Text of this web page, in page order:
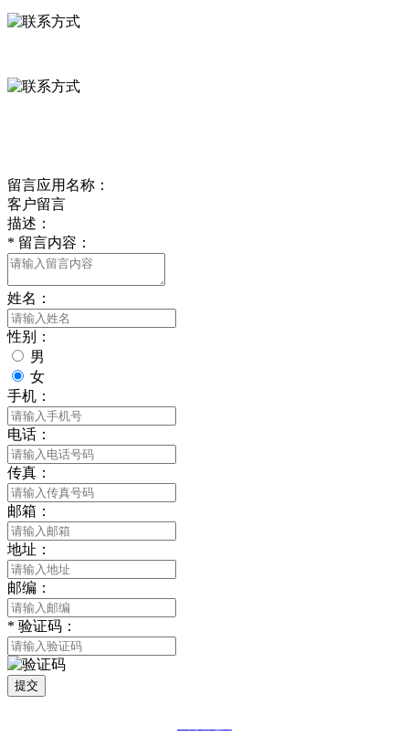
留言应用名称：
客户留言
描述：
* 留言内容：
姓名：
性别：
男
女
手机：
电话：
传真：
邮箱：
地址：
邮编：
* 验证码：
提交